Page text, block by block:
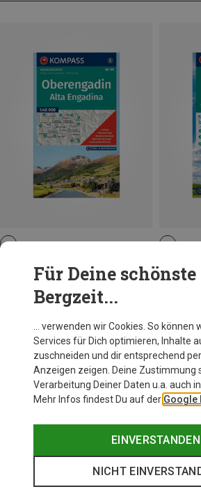
Kompass Verlag
WK 99 Oberengadin
Andere Kunden kauften auch
Für Deine schönste
Bergzeit...
… verwenden wir Cookies. So können
Services für Dich optimieren, Inhalte
zuschneiden und dir entsprechend
Anzeigen zeigen. Deine Zustimmung
Verarbeitung Deiner Daten u.a. auch in
Mehr Infos findest Du auf der Google
EINVERSTANDEN
NICHT